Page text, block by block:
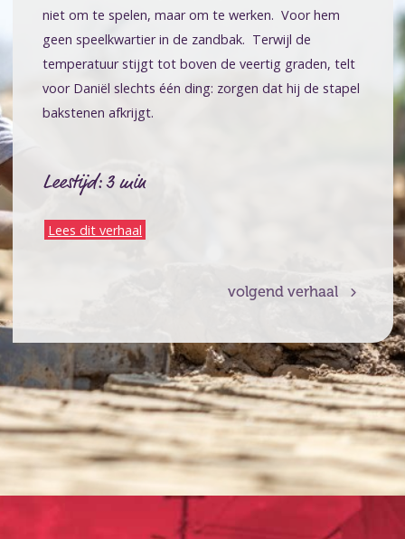
niet om te spelen, maar om te werken. Voor hem
geen speelkwartier in de zandbak. Terwijl de
temperatuur stijgt tot boven de veertig graden, telt
voor Daniël slechts één ding: zorgen dat hij de stapel
bakstenen afkrijgt.
Leestijd: 3 min
Lees dit verhaal
volgend verhaal